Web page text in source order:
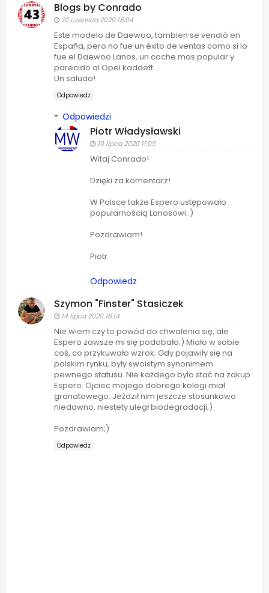
Blogs by Conrado
22 czerwca 2020 18:04
Este modelo de Daewoo, tambien se vendió en
España, pero no fue un éxito de ventas como si lo
fue el Daewoo Lanos, un coche mas popular y
parecido al Opel kaddett...
Un saludo!
Odpowiedz
Odpowiedzi
Piotr Władysławski
10 lipca 2020 11:09
Witaj Conrado!
Dzięki za komentarz!
W Polsce także Espero ustępowało
popularnością Lanosowi :)
Pozdrawiam!
Piotr
Odpowiedz
Szymon "Finster" Stasiczek
14 lipca 2020 18:14
Nie wiem czy to powód do chwalenia się, ale
Espero zawsze mi się podobało;) Miało w sobie
coś, co przykuwało wzrok. Gdy pojawiły się na
polskim rynku, były swoistym synonimem
pewnego statusu. Nie każdego było stać na zakup
Espero. Ojciec mojego dobrego kolegi miał
granatowego. Jeździł nim jeszcze stosunkowo
niedawno, niestety uległ biodegradacji;)
Pozdrawiam;)
Odpowiedz